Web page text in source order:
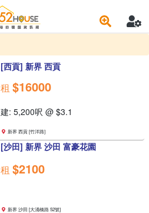
[西貢] 新界 西貢
租 $16000
建: 5,200呎 @ $3.1
新界 西貢 [竹洋路]
[沙田] 新界 沙田 富豪花園
租 $2100
新界 沙田 [大涌橋路 52號]